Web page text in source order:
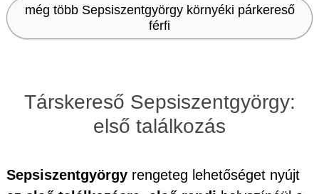
még több Sepsiszentgyörgy környéki párkereső
férfi
Társkereső Sepsiszentgyörgy:
első találkozás
Sepsiszentgyörgy rengeteg lehetőséget nyújt